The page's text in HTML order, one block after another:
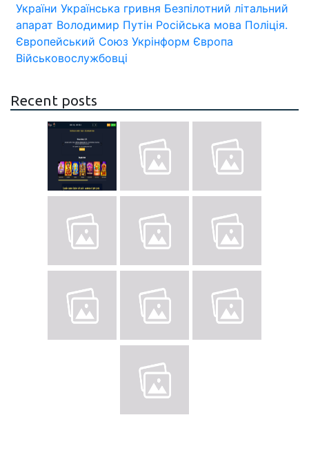
України Українська гривня Безпілотний літальний
апарат Володимир Путін Російська мова Поліція.
Європейський Союз Укрінформ Європа
Військовослужбовці
Recent posts